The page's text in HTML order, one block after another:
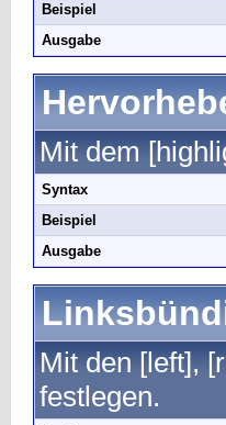
Beispiel
Ausgabe
Mit dem
Syntax
Beispiel
Ausgabe
Mit den [left],
festlegen.